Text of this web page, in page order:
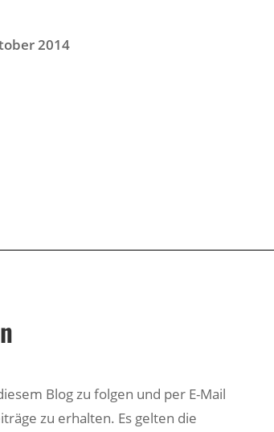
2014
Blog zu folgen und per E-Mail
zu erhalten. Es gelten die